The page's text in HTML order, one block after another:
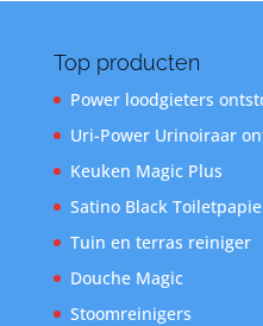
Top producten
Power loodgieters
Uri-Power Urinoiraar
Keuken Magic Plus
Satino Black
Tuin en terras reiniger
Douche Magic
Stoomreinigers